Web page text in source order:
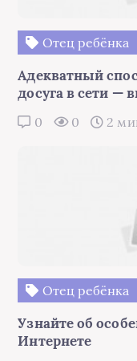
Отец ребёнка
Адекватный
досуга в сети —
0 0 2
Отец ребёнка
Узнайте об
Интернете